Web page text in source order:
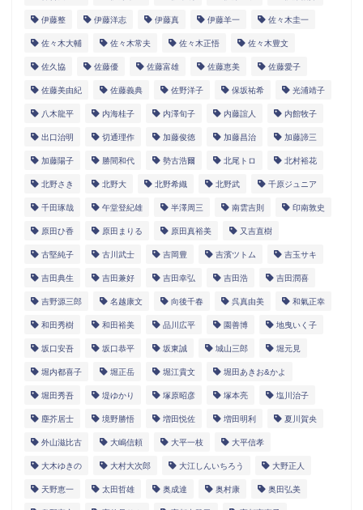
伊藤整 伊藤洋志 伊藤真 伊藤羊一 佐々木圭一
佐々木大輔 佐々木常夫 佐々木正悟 佐々木豊文
佐久協 佐藤優 佐藤富雄 佐藤恵美 佐藤愛子
佐藤美由紀 佐藤義典 佐野洋子 保坂祐希 光浦靖子
八木龍平 内海桂子 内澤旬子 内藤誼人 内館牧子
出口治明 切通理作 加藤俊徳 加藤昌治 加藤諦三
加藤陽子 勝間和代 勢古浩爾 北尾トロ 北村裕花
北野さき 北野大 北野希織 北野武 千原ジュニア
千田琢哉 午堂登紀雄 半澤周三 南雲吉則 印南敦史
原田ひ香 原田まりる 原田真裕美 又吉直樹
古堅純子 古川武士 吉岡豊 吉濱ツトム 吉玉サキ
吉田典生 吉田兼好 吉田幸弘 吉田浩 吉田潤喜
吉野源三郎 名越康文 向後千春 呉真由美 和氣正幸
和田秀樹 和田裕美 品川広平 園善博 地曳いく子
坂口安吾 坂口恭平 坂東誠 城山三郎 堀元見
堀内都喜子 堀正岳 堀江貴文 堀田あきお&かよ
堀田秀吾 堤ゆかり 塚原昭彦 塚本亮 塩川治子
塵芥居士 境野勝悟 増田悦佐 増田明利 夏川賀央
外山滋比古 大嶋信頼 大平一枝 大平信孝
大木ゆきの 大村大次郎 大江しんいちろう 大野正人
天野恵一 太田哲雄 奥成達 奥村康 奥田弘美